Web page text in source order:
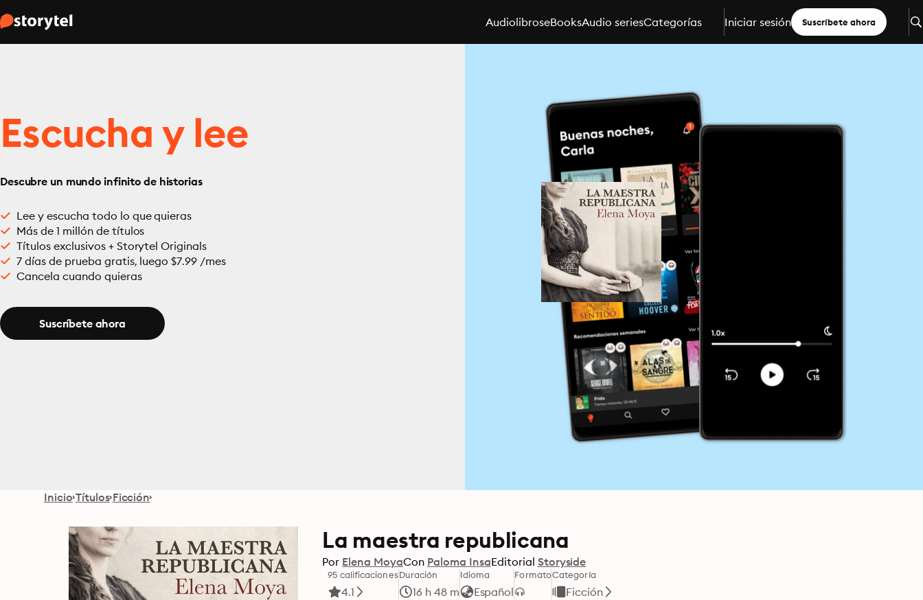
AudiolibroseBooksAudio seriesCategorías Iniciar sesión Suscríbete ahora
Escucha y lee
Descubre un mundo infinito de historias
Lee y escucha todo lo que quieras
Más de 1 millón de títulos
Títulos exclusivos + Storytel Originals
7 días de prueba gratis, luego $7.99 /mes
Cancela cuando quieras
Suscríbete ahora
Inicio Títulos Ficción
La maestra republicana
Por Elena MoyaCon Paloma InsaEditorial Storyside
95 calificaciones
4.1
Duración
16 h 48 m
Idioma
Español
FormatoCategoría
Ficción